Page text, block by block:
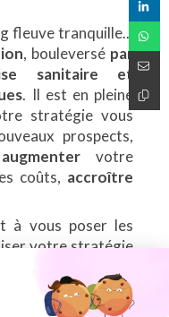
fleuve tranquille...
, bouleversépar
sanitaire et
. Il est en pleine
stratégie vous
prospects,
augmenter votre
coûts, accroître
à vous poser les
votre stratégie
donner quelques